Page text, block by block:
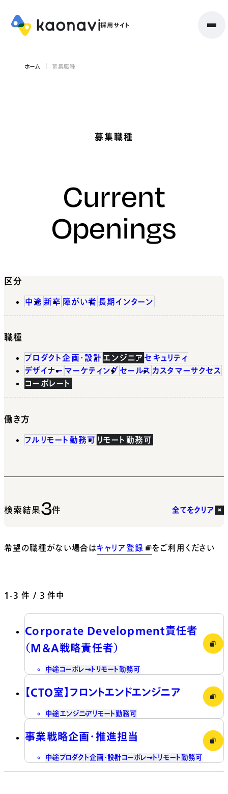
ホーム 募集職種
募集職種
Current
Openings
区分
中途 新卒 障がい者 長期インターン
職種
プロダクト企画・設計 エンジニア セキュリティ
デザイナー マーケティング セールス カスタマーサクセス
コーポレート
働き方
フルリモート勤務可 リモート勤務可
検索結果3件 全てをクリア
希望の職種がない場合はキャリア登録 をご利用ください
1-3 件 / 3 件中
Corporate Development責任者
（M&A戦略責任者）
中途コーポレート リモート勤務可
【CTO室】フロントエンドエンジニア
中途 エンジニア リモート勤務可
事業戦略企画・推進担当
中途プロダクト企画・設計コーポレート リモート勤務可